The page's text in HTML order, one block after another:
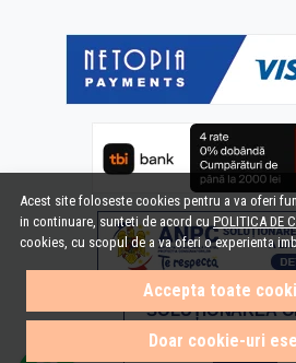
Acest site foloseste cookies pentru a va oferi
in continuare, sunteti de acord cuPOLITICA DE
cookies, cu scopul de a va oferi o experienta
Accepta toate
Doar cookie-uri